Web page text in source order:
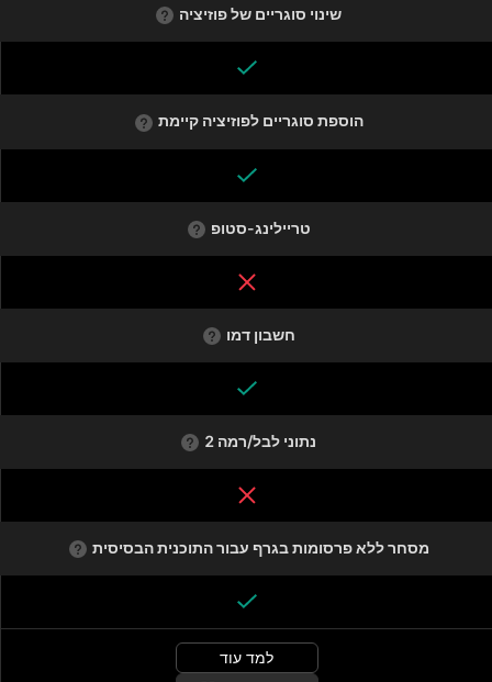
שינוי סוגריים של פוזיציה
הוספת סוגריים לפוזיציה קיימת
טריילינג-סטופ
חשבון דמו
נתוני לבל/רמה 2
מסחר ללא פרסומות בגרף עבור התוכנית הבסיסית
למד עוד